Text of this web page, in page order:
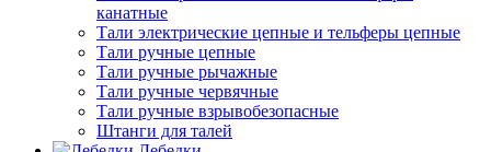
канатные
Тали электрические цепные и тельферы цепные
Тали ручные цепные
Тали ручные рычажные
Тали ручные червячные
Тали ручные взрывобезопасные
Штанги для талей